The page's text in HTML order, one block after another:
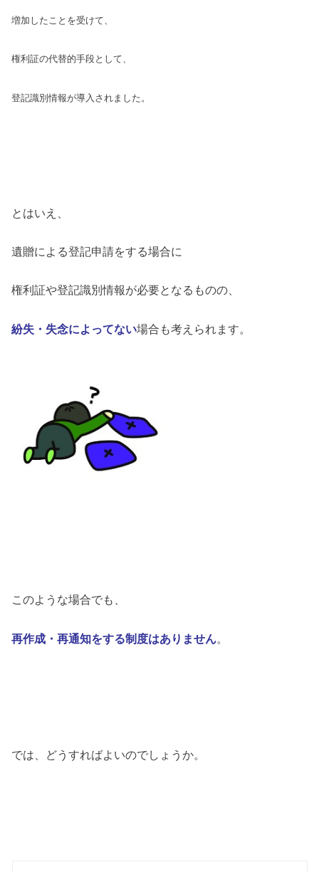
増加したことを受けて、
権利証の代替的手段として、
登記識別情報が導入されました。
とはいえ、
遺贈による登記申請をする場合に
権利証や登記識別情報が必要となるものの、
紛失・失念によってない場合も考えられます。
このような場合でも、
再作成・再通知をする制度はありません。
では、どうすればよいのでしょうか。